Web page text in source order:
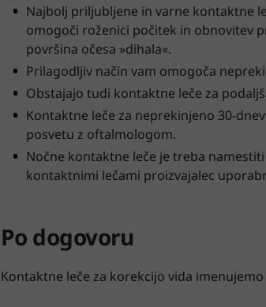
Najbolj priljubljene in varne kontaktne
omogoči roženici počitek in obnovitev
površina očesa »dihala«.
Prilagodljiv način vam omogoča
Obstajajo tudi kontaktne leče za
Kontaktne leče za neprekinjeno 30-
posvetu z oftalmologom.
Nočne kontaktne leče je treba
kontaktnimi lečami proizvajalec
Po dogovoru
Kontaktne leče za korekcijo vida